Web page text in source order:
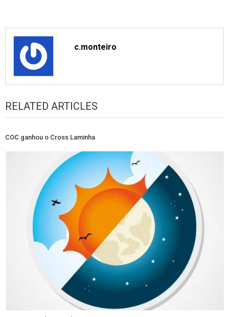
c.monteiro
RELATED ARTICLES
COC ganhou o Cross Laminha